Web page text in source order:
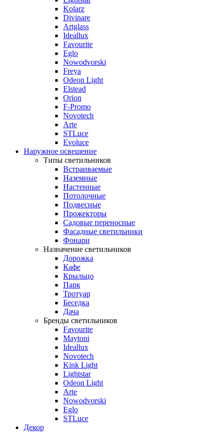
Kolarz
Divinare
Artglass
Ideallux
Favourite
Eglo
Nowodvorski
Freya
Odeon Light
Elstead
Orion
F-Promo
Novotech
Arte
STLuce
Evoluce
Наружное освещение
Типы светильников
Встраиваемые
Наземные
Настенные
Потолочные
Подвесные
Прожекторы
Садовые переносные
Фасадные светильники
Фонари
Назначение светильников
Дорожка
Кафе
Крыльцо
Парк
Тротуар
Беседка
Дача
Бренды светильников
Favourite
Maytoni
Ideallux
Novotech
Kink Light
Lightstar
Odeon Light
Arte
Nowodvorski
Eglo
STLuce
Декор